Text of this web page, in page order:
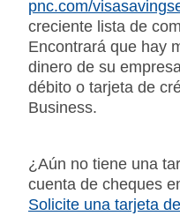
pnc.com/
creciente lista de
Encontrará que hay
dinero de su
débito o tarjeta de
Business.
¿Aún no tiene una
cuenta de cheques
Solicite una tarjeta